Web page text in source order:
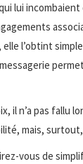
lui incombaient
l’obtint
il n’a pas fallu
mais,
vous de